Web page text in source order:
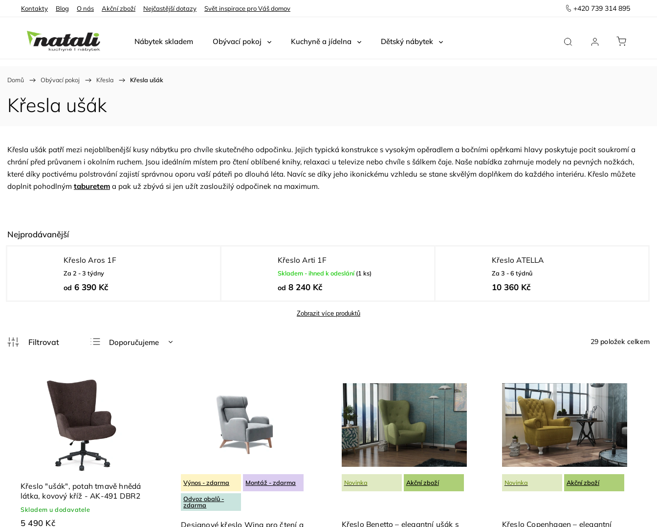
+420 739 314 895
Kontakty Blog O nás Akční zboží Nejčastější dotazy Svět inspirace pro Váš domov
Nábytek skladem Obývací pokoj Kuchyně a jídelna Dětský nábytek Předsíň
Domů / Obývací pokoj / Křesla / Křesla ušák
Křesla ušák
Křesla ušák patří mezi nejoblíbenější kusy nábytku pro chvíle skutečného odpočinku. Jejich typická konstrukce s vysokým opěradlem a bočními opěrkami hlavy poskytuje pocit soukromí a
chrání před průvanem i okolním ruchem. Jsou ideálním místem pro čtení oblíbené knihy, relaxaci u televize nebo chvíle s šálkem čaje. Naše nabídka zahrnuje modely na pevných nožkách,
které díky poctivému polstrování zajistí správnou oporu vaší páteři po dlouhá léta. Navíc se díky jeho ikonickému vzhledu se stane skvělým doplňkem do každého interiéru. Křeslo můžete
doplnit pohodlným taburetem a pak už zbývá si jen užít zasloužilý odpočinek na maximum.
Nejprodávanější
Křeslo Aros 1F
Za 2 - 3 týdny
od 6 390 Kč
Křeslo Arti 1F
Skladem - ihned k odeslání(1 ks)
od 8 240 Kč
Křeslo ATELLA
Za 3 - 6 týdnů
10 360 Kč
Zobrazit více produktů
Doporučujeme
29 položek celkem
Křeslo "ušák", potah tmavě hnědá
látka, kovový kříž - AK-491 DBR2
Skladem u dodavatele
5 490 Kč
Montáž - zdarma
Odvoz obalů -
zdarma
Výnos - zdarma
Designové křeslo Wing pro čtení a
Novinka Akční zboží
Křeslo Benetto – elegantní ušák s
Novinka Akční zboží
Křeslo Copenhagen – elegantní